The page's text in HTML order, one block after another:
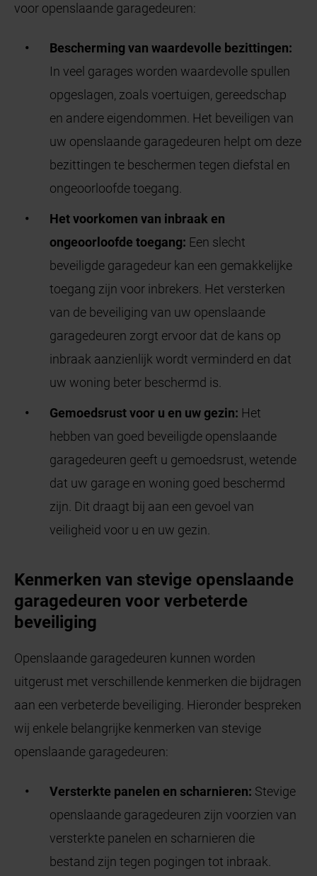
voor openslaande garagedeuren:
Bescherming van waardevolle bezittingen:
In veel garages worden waardevolle spullen
opgeslagen, zoals voertuigen, gereedschap
en andere eigendommen. Het beveiligen van
uw openslaande garagedeuren helpt om deze
bezittingen te beschermen tegen diefstal en
ongeoorloofde toegang.
Het voorkomen van inbraak en
ongeoorloofde toegang: Een slecht
beveiligde garagedeur kan een gemakkelijke
toegang zijn voor inbrekers. Het versterken
van de beveiliging van uw openslaande
garagedeuren zorgt ervoor dat de kans op
inbraak aanzienlijk wordt verminderd en dat
uw woning beter beschermd is.
Gemoedsrust voor u en uw gezin: Het
hebben van goed beveiligde openslaande
garagedeuren geeft u gemoedsrust, wetende
dat uw garage en woning goed beschermd
zijn. Dit draagt bij aan een gevoel van
veiligheid voor u en uw gezin.
Kenmerken van stevige openslaande
garagedeuren voor verbeterde
beveiliging
Openslaande garagedeuren kunnen worden
uitgerust met verschillende kenmerken die bijdragen
aan een verbeterde beveiliging. Hieronder bespreken
wij enkele belangrijke kenmerken van stevige
openslaande garagedeuren:
Versterkte panelen en scharnieren: Stevige
openslaande garagedeuren zijn voorzien van
versterkte panelen en scharnieren die
bestand zijn tegen pogingen tot inbraak.